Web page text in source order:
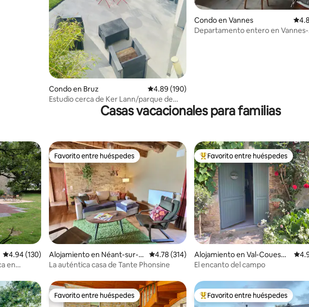
Condo en Bruz Calificación promedio: 4.89 de 5, 190 reseñas
4.89 (190)
Estudio cerca de Ker Lann/parque de
exposiciones. Fresco en verano.
Condo en Vannes
Departamento entero en Vannes-
Casas vacacionales para familias
Calificación promedio: 4.94 de 5, 130 reseñas
4.94 (130)
en
Favorito entre huéspedes
Favorito entre huéspedes
Alojamiento en Néant-sur-Y
vel
Calificación promedio: 4.78 de 5, 314 reseñas
4.78 (314)
La auténtica casa de Tante Phonsine
Favorito entre huéspedes
Favorito entre huéspedes
Alojamiento en Val-Couesno
n
El encanto del campo
Favorito entre huéspedes
Favorito entre huéspedes Favorito entre huéspedes preferido
Favorito entre huéspedes